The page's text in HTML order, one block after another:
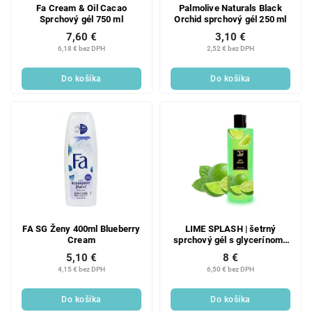
Fa Cream & Oil Cacao
Sprchový gél 750 ml
6,18 € bez DPH
7,60 €
Do košíka
Palmolive Naturals Black
Orchid sprchový gél 250 ml
2,52 € bez DPH
3,10 €
Do košíka
FA SG Ženy 400ml Blueberry
Cream
4,15 € bez DPH
5,10 €
Do košíka
LIME SPLASH | šetrný
sprchový gél s glycerínom |
420 ml | FRUITY EDITION
6,50 € bez DPH
8 €
Do košíka